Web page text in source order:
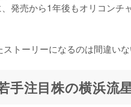
発売から1年後もオリコンチ
トーリーになるのは間違いな
手注目株の横浜流